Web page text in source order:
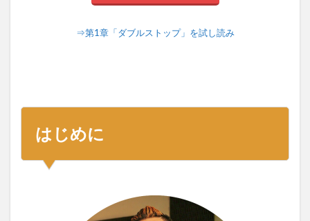
⇒第1章「ダブルストップ」を試し読み
はじめに